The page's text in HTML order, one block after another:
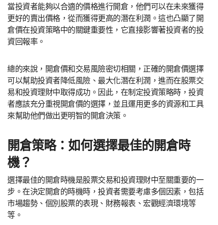
當投資者能夠以合適的價格進行開倉，他們可以在未來獲得
更好的賣出價格，從而獲得更高的潛在利潤。這也凸顯了開
倉價在投資策略中的關鍵重要性，它直接影響著投資者的投
資回報率。
總的來說，開倉價和交易風險密切相關，正確的開倉價選擇
可以幫助投資者降低風險、最大化潛在利潤，進而在股票交
易和投資理財中取得成功。因此，在制定投資策略時，投資
者應該充分重視開倉價的選擇，並且運用更多的資源和工具
來幫助他們做出更明智的開倉決策。
開倉策略：如何選擇最佳的開倉時
機？
選擇最佳的開倉時機是股票交易和投資理財中至關重要的一
步。在決定開倉的時機時，投資者需要考慮多個因素，包括
市場趨勢、個別股票的表現、財務報表、宏觀經濟環境等
等。